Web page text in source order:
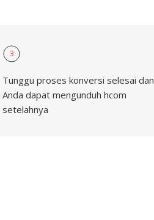
3
Tunggu proses konversi selesai dan
Anda dapat mengunduh hcom
setelahnya